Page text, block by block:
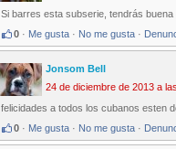
Si barres esta subserie, tendrás buena
0 · Me gusta · No me gusta ·
Jonsom Bell
24 de diciembre de 2013 a
felicidades a todos los cubanos esten
0 · Me gusta · No me gusta ·